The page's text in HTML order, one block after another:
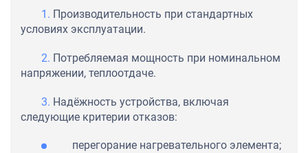
Производительность при стандартных
условиях эксплуатации.
Потребляемая мощность при номинальном
напряжении, теплоотдаче.
Надёжность устройства, включая
следующие критерии отказов:
перегорание нагревательного элемента;